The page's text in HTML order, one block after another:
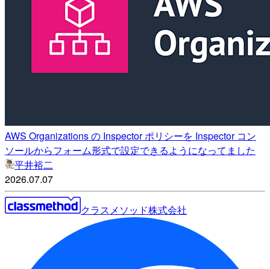
AWS Organizations の Inspector ポリシーを Inspector コン
ソールからフォーム形式で設定できるようになってました
平井裕二
2026.07.07
クラスメソッド株式会社